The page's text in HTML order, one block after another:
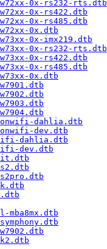
0x-rs232-rts.dtb
0x-rs422.dtb
0x-rs485.dtb
0x.dtb
0x-imx219.dtb
0x-rs232-rts.dtb
0x-rs422.dtb
0x-rs485.dtb
0x.dtb
dahlia.dtb
dev.dtb
wifi-dahlia.dtb
dev.dtb
kit.dtb
s2.dtb
s2pro.dtb
mba8mx.dtb